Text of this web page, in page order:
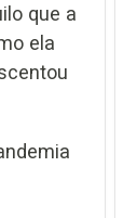
que a
ela